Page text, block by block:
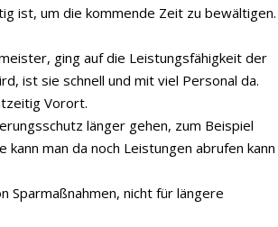
ist, um die kommende Zeit zu bewältigen.
ging auf die Leistungsfähigkeit der
ist sie schnell und mit viel Personal da.
Vorort.
länger gehen, zum Beispiel
man da noch Leistungen abrufen kann
Sparmaßnahmen, nicht für längere